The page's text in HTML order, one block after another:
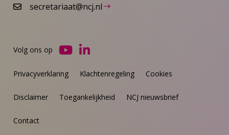
secretariaat@ncj.nl
Privacyverklaring Klachtenregeling Cookies
Disclaimer Toegankelijkheid NCJ nieuwsbrief
Contact
Volg ons op
Ga
YouTube
Ga
LinkedIn